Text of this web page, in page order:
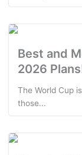
Best and
2026
The World Cup
those...